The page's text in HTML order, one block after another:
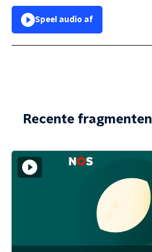
Speel audio af
Recente fragmenten